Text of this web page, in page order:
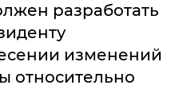
разработать
изменений
относительно